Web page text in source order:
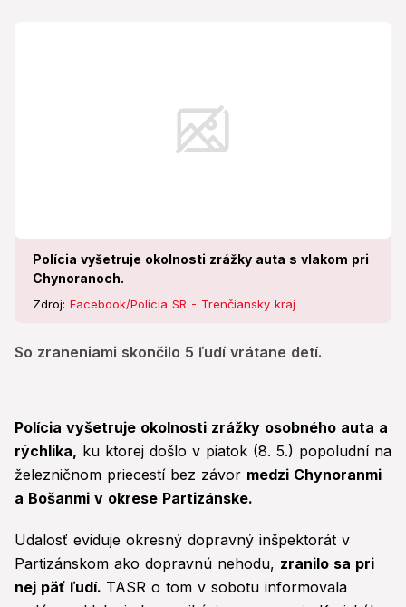
Polícia vyšetruje okolnosti zrážky auta s vlakom pri
Chynoranoch.
Zdroj: Facebook/Polícia SR - Trenčiansky kraj
So zraneniami skončilo 5 ľudí vrátane detí.
Polícia vyšetruje okolnosti zrážky osobného auta a
rýchlika, ku ktorej došlo v piatok (8. 5.) popoludní na
železničnom priecestí bez závor medzi Chynoranmi
a Bošanmi v okrese Partizánske.
Udalosť eviduje okresný dopravný inšpektorát v
Partizánskom ako dopravnú nehodu, zranilo sa pri
nej päť ľudí. TASR o tom v sobotu informovala